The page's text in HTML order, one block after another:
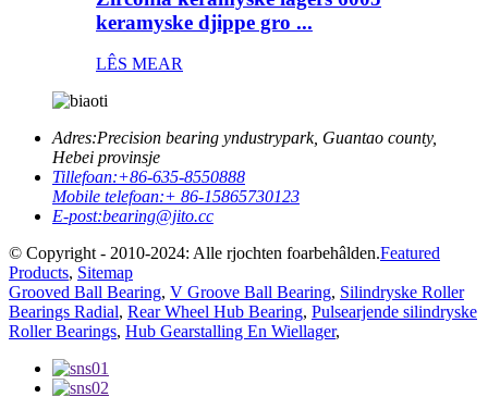
keramyske djippe gro ...
LÊS MEAR
Adres:Precision bearing yndustrypark, Guantao county,
Hebei provinsje
Tillefoan:+86-635-8550888
Mobile telefoan:+ 86-15865730123
E-post:bearing@jito.cc
© Copyright - 2010-2024: Alle rjochten foarbehâlden.Featured
Products, Sitemap
Grooved Ball Bearing, V Groove Ball Bearing, Silindryske Roller
Bearings Radial, Rear Wheel Hub Bearing, Pulsearjende silindryske
Roller Bearings, Hub Gearstalling En Wiellager,